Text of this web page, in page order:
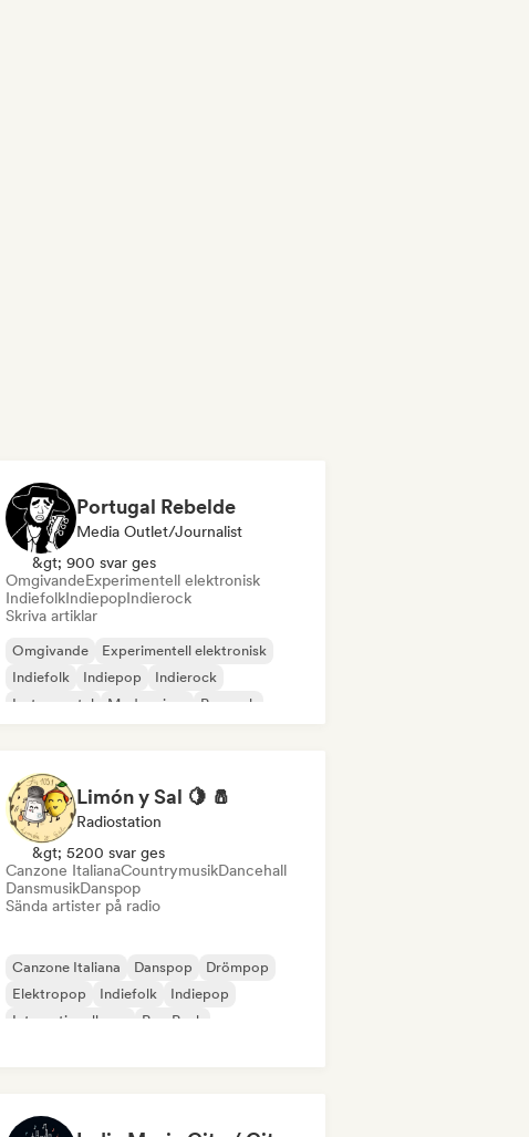
Portugal Rebelde
Media Outlet/Journalist
&gt; 900 svar ges
OmgivandeExperimentell elektronisk
IndiefolkIndiepopIndierock
Skriva artiklar
Omgivande
Experimentell elektronisk
Indiefolk
Indiepop
Indierock
Instrumental
Modern jazz Poprock
Limón y Sal 🍋 🧂
Radiostation
&gt; 5200 svar ges
Canzone ItalianaCountrymusikDancehall
DansmusikDanspop
Sända artister på radio
Canzone Italiana Danspop
Drömpop
Elektropop
Indiefolk
Indiepop
Internationell pop
Pop Punk